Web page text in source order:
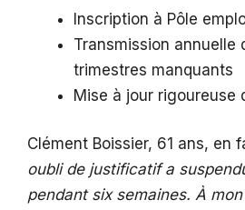
Inscription à Pôle
Transmission annuelle
trimestres manquants
Mise à jour rigoureuse
Clément Boissier, 61 ans, en
oubli de justificatif a
pendant six semaines. À mon